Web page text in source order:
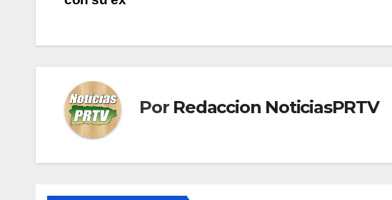
entradas
Por Redaccion NoticiasPRTV